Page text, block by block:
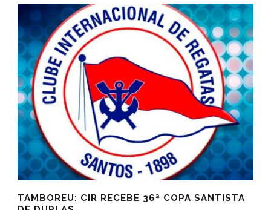
TAMBOREU: CIR RECEBE 36ª COPA SANTISTA